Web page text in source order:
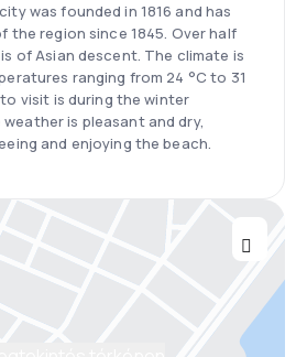
was founded in 1816 and has
the region since 1845. Over half
of Asian descent. The climate is
ranging from 24 °C to 31
visit is during the winter
is pleasant and dry,
and enjoying the beach.